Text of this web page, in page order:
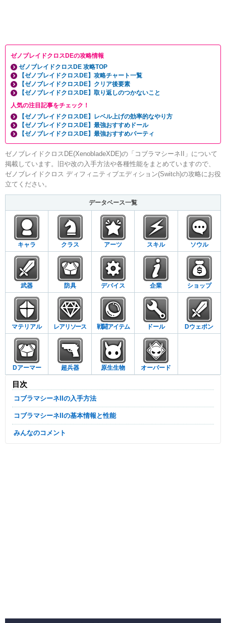
ゼノブレイドクロスDEの攻略情報
ゼノブレイドクロスDE 攻略TOP
【ゼノブレイドクロスDE】攻略チャート一覧
【ゼノブレイドクロスDE】クリア後要素
【ゼノブレイドクロスDE】取り返しのつかないこと
人気の注目記事をチェック！
【ゼノブレイドクロスDE】レベル上げの効率的なやり方
【ゼノブレイドクロスDE】最強おすすめドール
【ゼノブレイドクロスDE】最強おすすめパーティ
ゼノブレイドクロスDE(XenobladeXDE)の「コブラマシーネII」について
掲載しています。旧や改の入手方法や各種性能をまとめていますので、
ゼノブレイドクロス ディフィニティブエディション(Switch)の攻略にお役
立てください。
データベース一覧
キャラ クラス アーツ スキル ソウル
武器 防具 デバイス 企業 ショップ
マテリアル レアリソース 戦闘アイテム ドール Dウェポン
Dアーマー 超兵器 原生生物 オーバード
目次
コブラマシーネIIの入手方法
コブラマシーネIIの基本情報と性能
みんなのコメント